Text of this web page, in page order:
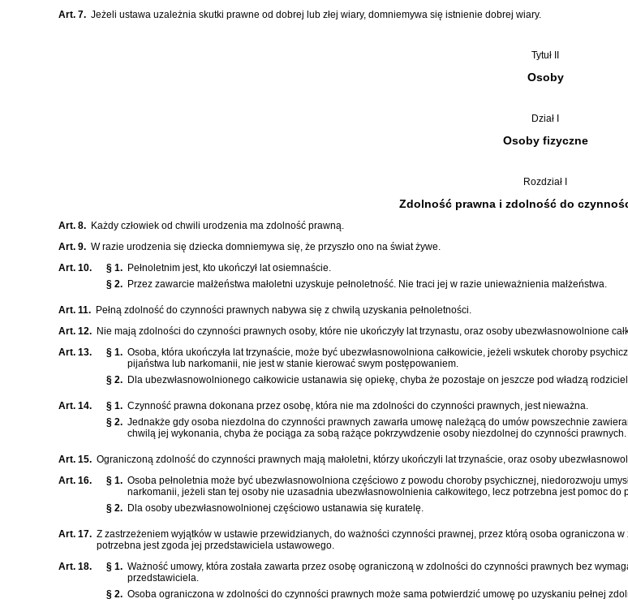
Art. 7. Jeżeli ustawa uzależnia skutki prawne od dobrej lub złej wiary, domniemywa się istnienie dobrej wiary.
Tytuł II
Osoby
Dział I
Osoby fizyczne
Rozdział I
Zdolność prawna i zdolność do
Art. 8. Każdy człowiek od chwili urodzenia ma zdolność prawną.
Art. 9. W razie urodzenia się dziecka domniemywa się, że przyszło ono na świat żywe.
Art. 10.
§ 1. Pełnoletnim jest, kto ukończył lat osiemnaście.
§ 2. Przez zawarcie małżeństwa małoletni uzyskuje pełnoletność. Nie traci jej w razie unieważnienia małżeństwa.
Art. 11. Pełną zdolność do czynności prawnych nabywa się z chwilą uzyskania pełnoletności.
Art. 12. Nie mają zdolności do czynności prawnych osoby, które nie ukończyły lat trzynastu, oraz osoby ubezwłasnowolnione
Art. 13.
§ 1. Osoba, która ukończyła lat trzynaście, może być ubezwłasnowolniona całkowicie, jeżeli wskutek choroby
pijaństwa lub narkomanii, nie jest w stanie kierować swym postępowaniem.
§ 2. Dla ubezwłasnowolnionego całkowicie ustanawia się opiekę, chyba że pozostaje on jeszcze pod władzą
Art. 14. § 1. Czynność prawna dokonana przez osobę, która nie ma zdolności do czynności prawnych, jest nieważna.
§ 2. Jednakże gdy osoba niezdolna do czynności prawnych zawarła umowę należącą do umów powszechnie
chwilą jej wykonania, chyba że pociąga za sobą rażące pokrzywdzenie osoby niezdolnej do czynności prawnych.
Art. 15. Ograniczoną zdolność do czynności prawnych mają małoletni, którzy ukończyli lat trzynaście, oraz osoby
Art. 16.
§ 1. Osoba pełnoletnia może być ubezwłasnowolniona częściowo z powodu choroby psychicznej, niedorozwoju
narkomanii, jeżeli stan tej osoby nie uzasadnia ubezwłasnowolnienia całkowitego, lecz potrzebna jest pomoc do
§ 2. Dla osoby ubezwłasnowolnionej częściowo ustanawia się kuratelę.
Art. 17. Z zastrzeżeniem wyjątków w ustawie przewidzianych, do ważności czynności prawnej, przez którą osoba ograniczona
potrzebna jest zgoda jej przedstawiciela ustawowego.
Art. 18.
§ 1. Ważność umowy, która została zawarta przez osobę ograniczoną w zdolności do czynności prawnych bez
przedstawiciela.
§ 2. Osoba ograniczona w zdolności do czynności prawnych może sama potwierdzić umowę po uzyskaniu pełnej